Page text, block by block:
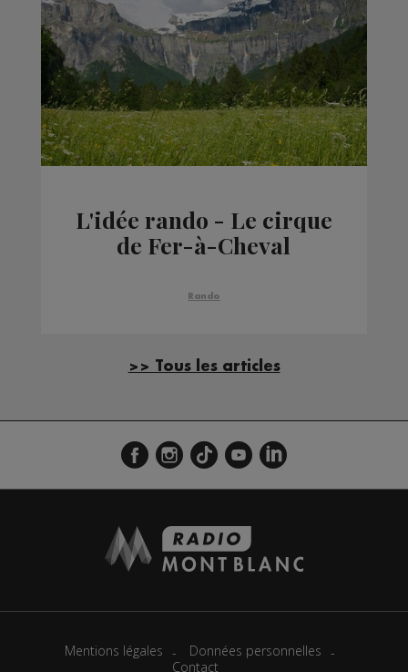
L'idée rando - Le cirque
de Fer-à-Cheval
Rando
>> Tous les articles
Mentions légales
Données personnelles
Contact